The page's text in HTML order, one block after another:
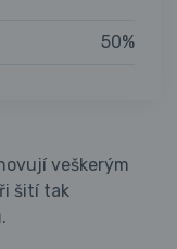
50%
veškerým
šití tak